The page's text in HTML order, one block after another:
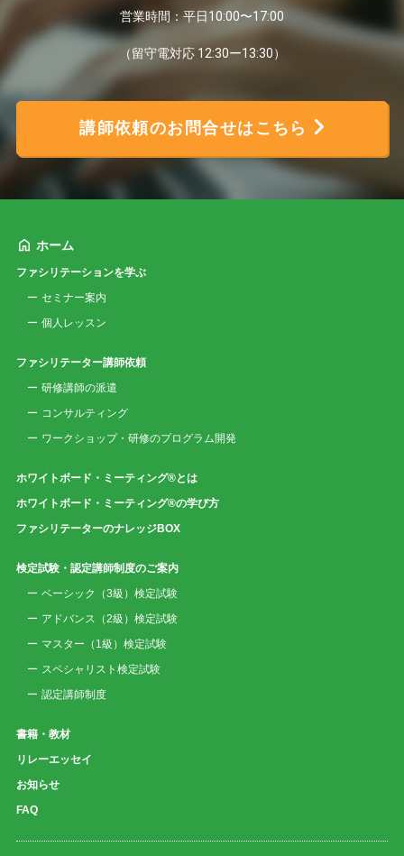
営業時間：平日10:00〜17:00
（留守電対応 12:30ー13:30）
講師依頼のお問合せはこちら
ホーム
ファシリテーションを学ぶ
セミナー案内
個人レッスン
ファシリテーター講師依頼
研修講師の派遣
コンサルティング
ワークショップ・研修のプログラム開発
ホワイトボード・ミーティング®とは
ホワイトボード・ミーティング®の学び方
ファシリテーターのナレッジBOX
検定試験・認定講師制度のご案内
ベーシック（3級）検定試験
アドバンス（2級）検定試験
マスター（1級）検定試験
スペシャリスト検定試験
認定講師制度
書籍・教材
リレーエッセイ
お知らせ
FAQ